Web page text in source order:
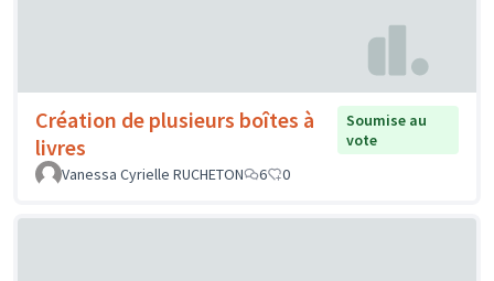
Création de plusieurs boîtes à
livres
Soumise au
vote
Vanessa Cyrielle RUCHETON
6 0